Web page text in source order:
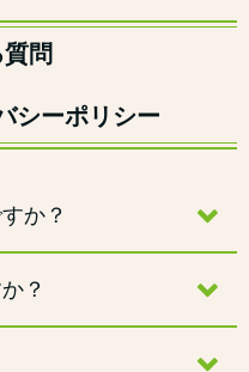
問
シーポリシー
か？
？